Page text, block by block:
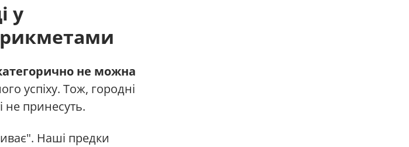
у
не можна
успіху. Тож, городні
не принесуть.
Наші предки